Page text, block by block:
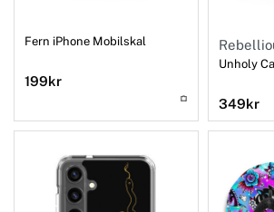
Fern iPhone Mobilskal
199kr
Unholy
349kr